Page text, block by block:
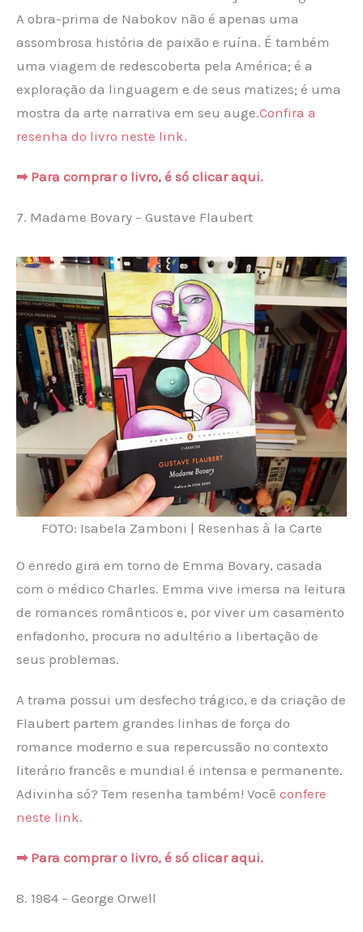
A obra-prima de Nabokov não é apenas uma
assombrosa história de paixão e ruína. É também
uma viagem de redescoberta pela América; é a
exploração da linguagem e de seus matizes; é uma
mostra da arte narrativa em seu auge.Confira a
resenha do livro neste link.
➡ Para comprar o livro, é só clicar aqui.
7. Madame Bovary – Gustave Flaubert
FOTO: Isabela Zamboni | Resenhas à la Carte
O enredo gira em torno de Emma Bovary, casada
com o médico Charles. Emma vive imersa na leitura
de romances românticos e, por viver um casamento
enfadonho, procura no adultério a libertação de
seus problemas.
A trama possui um desfecho trágico, e da criação de
Flaubert partem grandes linhas de força do
romance moderno e sua repercussão no contexto
literário francês e mundial é intensa e permanente.
Adivinha só? Tem resenha também! Você confere
neste link.
➡ Para comprar o livro, é só clicar aqui.
8. 1984 – George Orwell